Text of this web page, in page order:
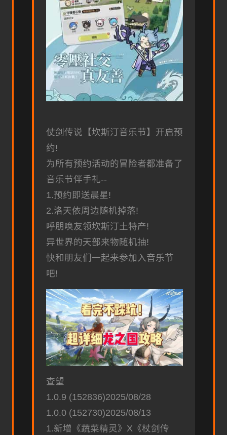
仗剑传说【坎斯汀音乐节】开启预
约!
为所有预约活动的冒险者都准备了
音乐节伴手礼--
1.预约即送晨星!
2.洛天依周边随机掉落!
呼朋唤友领坎斯汀土特产!
异世界的天部来物随机抽!
快和朋友们一起来参加入音乐节
吧!
查望
1.0.9 (152836)2025/08/28
1.0.0 (152730)2025/08/13
1.新增《蔬菜精灵》X《杖剑传